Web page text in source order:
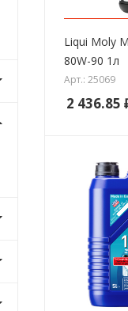
Liqui Moly
80W-90 1л
Арт.: 25069
2 436.85